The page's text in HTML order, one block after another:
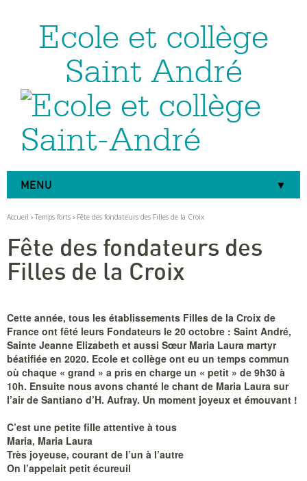
navigation
Ecole et collège
Saint André
MENU
Accueil › Temps forts › Fête des fondateurs des Filles de la Croix
Fête des fondateurs des
Filles de la Croix
Cette année, tous les établissements Filles de la Croix de
France ont fêté leurs Fondateurs le 20 octobre : Saint André,
Sainte Jeanne Elizabeth et aussi Sœur Maria Laura martyr
béatifiée en 2020. Ecole et collège ont eu un temps commun
où chaque « grand » a pris en charge un « petit » de 9h30 à
10h. Ensuite nous avons chanté le chant de Maria Laura sur
l’air de Santiano d’H. Aufray. Un moment joyeux et émouvant !
C’est une petite fille attentive à tous
Maria, Maria Laura
Très joyeuse, courant de l’un à l’autre
On l’appelait petit écureuil